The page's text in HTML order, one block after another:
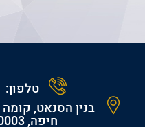
טלפון:
חיפה, 3200003, ישראל